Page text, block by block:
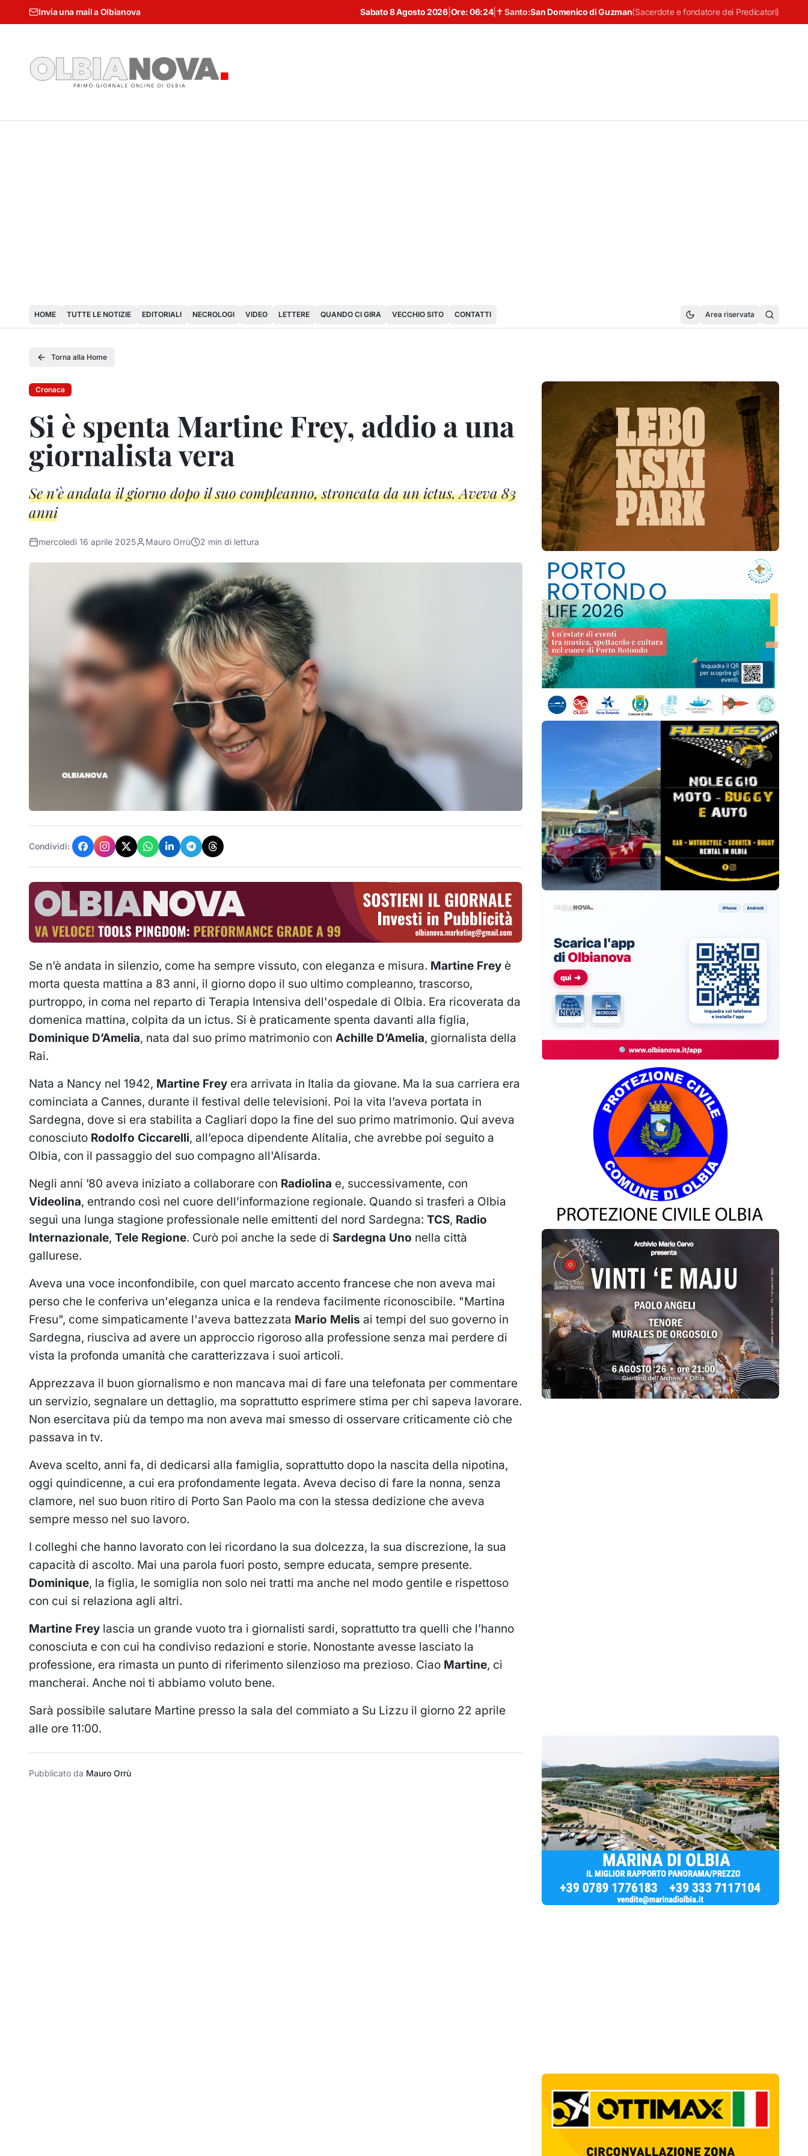
Invia una mail a Olbianova Sabato 8 Agosto 2026| Ore:06:24| ✝ Santo:San Domenico di Guzman(Sacerdote e fondatore dei Predicatori)
HOME TUTTE LE NOTIZIE EDITORIALI NECROLOGI VIDEO LETTERE QUANDO CI GIRA VECCHIO SITO CONTATTI Area riservata
Torna alla Home
Cronaca
Si è spenta Martine Frey, addio a una
giornalista vera
Se n’è andata il giorno dopo il suo compleanno, stroncata da un ictus. Aveva 83
anni
mercoledì 16 aprile 2025 Mauro Orrù 2 min di lettura
Condividi:
Se n’è andata in silenzio, come ha sempre vissuto, con eleganza e misura. Martine Frey è
morta questa mattina a 83 anni, il giorno dopo il suo ultimo compleanno, trascorso,
purtroppo, in coma nel reparto di Terapia Intensiva dell'ospedale di Olbia. Era ricoverata da
domenica mattina, colpita da un ictus. Si è praticamente spenta davanti alla figlia,
Dominique D’Amelia, nata dal suo primo matrimonio con Achille D’Amelia, giornalista della
Rai.
Nata a Nancy nel 1942, Martine Frey era arrivata in Italia da giovane. Ma la sua carriera era
cominciata a Cannes, durante il festival delle televisioni. Poi la vita l’aveva portata in
Sardegna, dove si era stabilita a Cagliari dopo la fine del suo primo matrimonio. Qui aveva
conosciuto Rodolfo Ciccarelli, all’epoca dipendente Alitalia, che avrebbe poi seguito a
Olbia, con il passaggio del suo compagno all'Alisarda.
Negli anni ’80 aveva iniziato a collaborare con Radiolina e, successivamente, con
Videolina, entrando così nel cuore dell’informazione regionale. Quando si trasferì a Olbia
seguì una lunga stagione professionale nelle emittenti del nord Sardegna: TCS, Radio
Internazionale, Tele Regione. Curò poi anche la sede di Sardegna Uno nella città
gallurese.
Aveva una voce inconfondibile, con quel marcato accento francese che non aveva mai
perso che le conferiva un'eleganza unica e la rendeva facilmente riconoscibile. "Martina
Fresu", come simpaticamente l'aveva battezzata Mario Melis ai tempi del suo governo in
Sardegna, riusciva ad avere un approccio rigoroso alla professione senza mai perdere di
vista la profonda umanità che caratterizzava i suoi articoli.
Apprezzava il buon giornalismo e non mancava mai di fare una telefonata per commentare
un servizio, segnalare un dettaglio, ma soprattutto esprimere stima per chi sapeva lavorare.
Non esercitava più da tempo ma non aveva mai smesso di osservare criticamente ciò che
passava in tv.
Aveva scelto, anni fa, di dedicarsi alla famiglia, soprattutto dopo la nascita della nipotina,
oggi quindicenne, a cui era profondamente legata. Aveva deciso di fare la nonna, senza
clamore, nel suo buon ritiro di Porto San Paolo ma con la stessa dedizione che aveva
sempre messo nel suo lavoro.
I colleghi che hanno lavorato con lei ricordano la sua dolcezza, la sua discrezione, la sua
capacità di ascolto. Mai una parola fuori posto, sempre educata, sempre presente.
Dominique, la figlia, le somiglia non solo nei tratti ma anche nel modo gentile e rispettoso
con cui si relaziona agli altri.
Martine Frey lascia un grande vuoto tra i giornalisti sardi, soprattutto tra quelli che l’hanno
conosciuta e con cui ha condiviso redazioni e storie. Nonostante avesse lasciato la
professione, era rimasta un punto di riferimento silenzioso ma prezioso. Ciao Martine, ci
mancherai. Anche noi ti abbiamo voluto bene.
Sarà possibile salutare Martine presso la sala del commiato a Su Lizzu il giorno 22 aprile
alle ore 11:00.
Pubblicato da Mauro Orrù